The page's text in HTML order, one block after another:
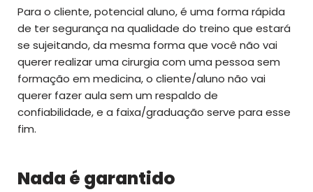
Para o cliente, potencial aluno, é uma forma rápida
de ter segurança na qualidade do treino que estará
se sujeitando, da mesma forma que você não vai
querer realizar uma cirurgia com uma pessoa sem
formação em medicina, o cliente/aluno não vai
querer fazer aula sem um respaldo de
confiabilidade, e a faixa/graduação serve para esse
fim.
Nada é garantido